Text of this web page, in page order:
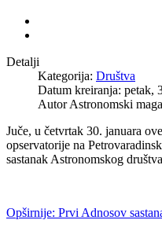
Detalji
Kategorija: Društva
Datum kreiranja: petak,
Autor Astronomski
Juče, u četvrtak 30. januara
opservatorije na
sastanak Astronomskog
Opširnije: Prvi Adnosov